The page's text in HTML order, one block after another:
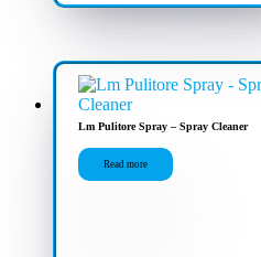
Lm Pulitore Spray – Spray Cleaner
Read more